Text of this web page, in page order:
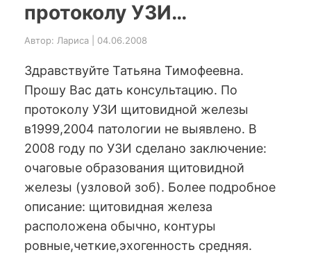
протоколу УЗИ…
Автор: Лариса | 04.06.2008
Здравствуйте Татьяна Тимофеевна.
Прошу Вас дать консультацию. По
протоколу УЗИ щитовидной железы
в1999,2004 патологии не выявлено. В
2008 году по УЗИ сделано заключение:
очаговые образования щитовидной
железы (узловой зоб). Более подробное
описание: щитовидная железа
расположена обычно, контуры
ровные,четкие,эхогенность средняя.